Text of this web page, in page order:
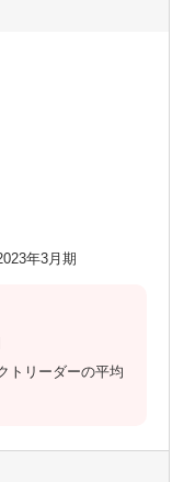
年3月期
トリーダーの平均